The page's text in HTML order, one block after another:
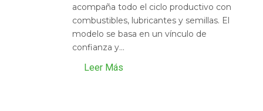
acompaña todo el ciclo productivo con
combustibles, lubricantes y semillas. El
modelo se basa en un vínculo de
confianza y...
Leer Más